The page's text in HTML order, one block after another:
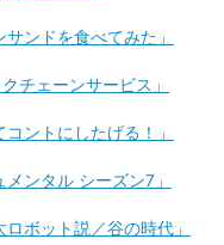
ンドを食べてみた」
チェーンサービス」
ントにしたげる！」
ンタル シーズン7」
ボット説／谷の時代」